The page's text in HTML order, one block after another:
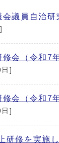
議員自治研
会（令和7
]
会（令和7
]
研修を実施